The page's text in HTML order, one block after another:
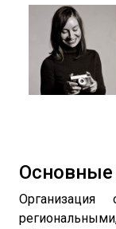
Основные
Организация